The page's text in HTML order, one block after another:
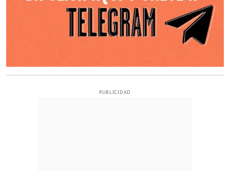
PUBLICIDAD